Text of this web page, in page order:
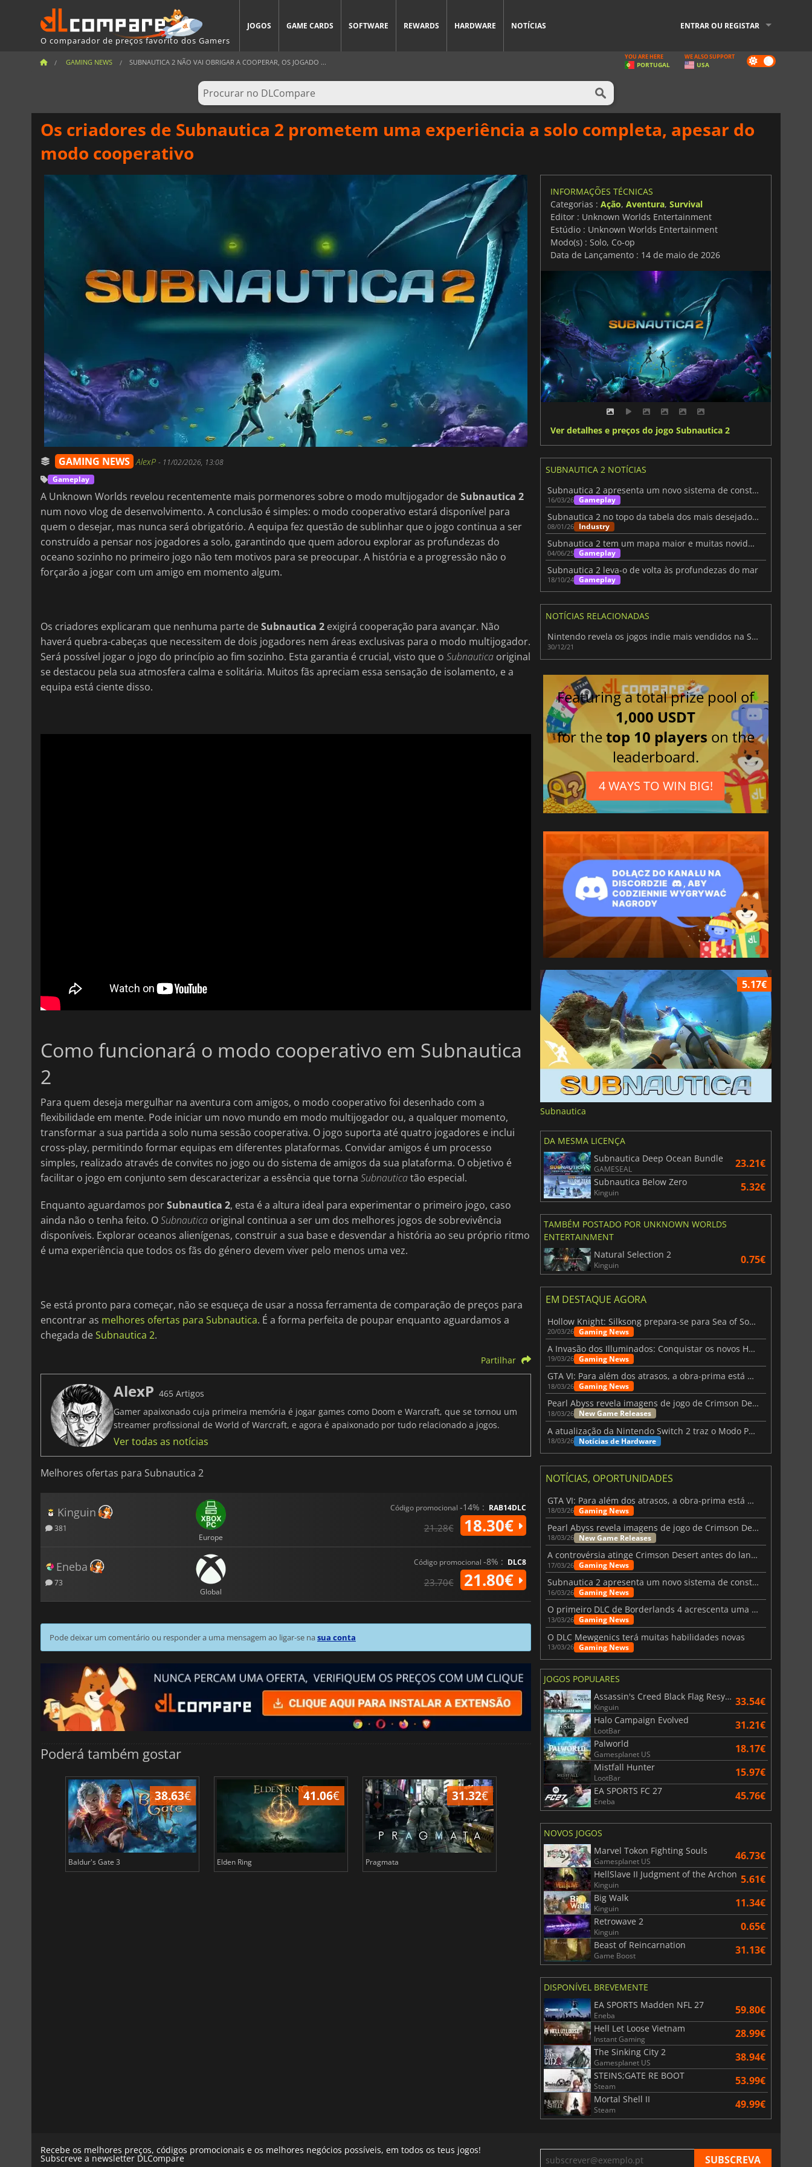
O comparador de preços favorito dos Gamers
JOGOS GAME CARDS SOFTWARE REWARDS HARDWARE NOTÍCIAS ENTRAR OU REGISTAR
GAMING NEWS SUBNAUTICA 2 NÃO VAI OBRIGAR A COOPERAR, OS JOGADO ... Dark
mode
YOU ARE HERE
PORTUGAL
WE ALSO SUPPORT
USA
Os criadores de Subnautica 2 prometem uma experiência a solo completa, apesar do
modo cooperativo
GAMING NEWS AlexP - 11/02/2026, 13:08
Gameplay
A Unknown Worlds revelou recentemente mais pormenores sobre o modo multijogador deSubnautica 2
num novo vlog de desenvolvimento. A conclusão é simples: o modo cooperativo estará disponível para
quem o desejar, mas nunca será obrigatório. A equipa fez questão de sublinhar que o jogo continua a ser
construído a pensar nos jogadores a solo, garantindo que quem adorou explorar as profundezas do
oceano sozinho no primeiro jogo não tem motivos para se preocupar. A história e a progressão não o
forçarão a jogar com um amigo em momento algum.
Os criadores explicaram que nenhuma parte deSubnautica 2 exigirá cooperação para avançar. Não
haverá quebra-cabeças que necessitem de dois jogadores nem áreas exclusivas para o modo multijogador.
Será possível jogar o jogo do princípio ao fim sozinho. Esta garantia é crucial, visto que o Subnautica original
se destacou pela sua atmosfera calma e solitária. Muitos fãs apreciam essa sensação de isolamento, e a
equipa está ciente disso.
Como funcionará o modo cooperativo em Subnautica
2
Para quem deseja mergulhar na aventura com amigos, o modo cooperativo foi desenhado com a
flexibilidade em mente. Pode iniciar um novo mundo em modo multijogador ou, a qualquer momento,
transformar a sua partida a solo numa sessão cooperativa. O jogo suporta até quatro jogadores e inclui
cross-play, permitindo formar equipas em diferentes plataformas. Convidar amigos é um processo
simples, realizado através de convites no jogo ou do sistema de amigos da sua plataforma. O objetivo é
facilitar o jogo em conjunto sem descaracterizar a essência que torna Subnauticatão especial.
Enquanto aguardamos porSubnautica 2, esta é a altura ideal para experimentar o primeiro jogo, caso
ainda não o tenha feito. OSubnautica original continua a ser um dos melhores jogos de sobrevivência
disponíveis. Explorar oceanos alienígenas, construir a sua base e desvendar a história ao seu próprio ritmo
é uma experiência que todos os fãs do género devem viver pelo menos uma vez.
Se está pronto para começar, não se esqueça de usar a nossa ferramenta de comparação de preços para
encontrar as melhores ofertas para Subnautica. É a forma perfeita de poupar enquanto aguardamos a
chegada deSubnautica 2.
Partilhar
AlexP 465 Artigos
Gamer apaixonado cuja primeira memória é jogar games como Doom e Warcraft, que se tornou um
streamer profissional de World of Warcraft, e agora é apaixonado por tudo relacionado a jogos.
Ver todas as notícias
Melhores ofertas para Subnautica 2
Kinguin
381
Europe
Código promocional -14% : RAB14DLC
21.28€ 18.30€
Eneba
73
Global
Código promocional -8% : DLC8
23.70€ 21.80€
Pode deixar um comentário ou responder a uma mensagem ao ligar-se nasua conta
Poderá também gostar
38.63€
Baldur's Gate 3
41.06€
Elden Ring
31.32€
Pragmata
6.75€
Total War WARHAMMER 3
15.48
INFORMAÇÕES TÉCNICAS
Categorias : Ação, Aventura, Survival
Editor : Unknown Worlds Entertainment
Estúdio : Unknown Worlds Entertainment
Modo(s) : Solo, Co-op
Data de Lançamento : 14 de maio de 2026
Ver detalhes e preços do jogo Subnautica 2
SUBNAUTICA 2 NOTÍCIAS
Subnautica 2 apresenta um novo sistema de construção de bases
16/03/26 Gameplay
Subnautica 2 no topo da tabela dos mais desejados do Steam para 2026
08/01/26 Industry
Subnautica 2 tem um mapa maior e muitas novidades
04/06/25 Gameplay
Subnautica 2 leva-o de volta às profundezas do mar
18/10/24 Gameplay
NOTÍCIAS RELACIONADAS
Nintendo revela os jogos indie mais vendidos na Switch
30/12/21
Featuring a total prize pool of
1,000 USDT
for thetop 10 players on the
leaderboard.
4 WAYS TO WIN BIG!
5.17€
Subnautica
DA MESMA LICENÇA
Subnautica Deep Ocean Bundle
GAMESEAL 23.21€
Subnautica Below Zero
Kinguin 5.32€
TAMBÉM POSTADO POR UNKNOWN WORLDS
ENTERTAINMENT
Natural Selection 2
Kinguin 0.75€
EM DESTAQUE AGORA
Hollow Knight: Silksong prepara-se para Sea of Sorrow com um patch
20/03/26 Gaming News
A Invasão dos Illuminados: Conquistar os novos Helldivers 2 Atualização!
19/03/26 Gaming News
GTA VI: Para além dos atrasos, a obra-prima está quase a chegar
18/03/26 Gaming News
Pearl Abyss revela imagens de jogo de Crimson Desert para a PS5
18/03/26 New Game Releases
A atualização da Nintendo Switch 2 traz o Modo Portátil aos jogos mais antigos da Switch
18/03/26 Notícias de Hardware
NOTÍCIAS, OPORTUNIDADES
GTA VI: Para além dos atrasos, a obra-prima está quase a chegar
18/03/26 Gaming News
Pearl Abyss revela imagens de jogo de Crimson Desert para a PS5
18/03/26 New Game Releases
A controvérsia atinge Crimson Desert antes do lançamento
17/03/26 Gaming News
Subnautica 2 apresenta um novo sistema de construção de bases
16/03/26 Gaming News
O primeiro DLC de Borderlands 4 acrescenta uma nova personagem e muito mais
13/03/26 Gaming News
O DLC Mewgenics terá muitas habilidades novas
13/03/26 Gaming News
JOGOS POPULARES
Assassin's Creed Black Flag Resynced
Kinguin 33.54€
Halo Campaign Evolved
LootBar 31.21€
Palworld
Gamesplanet US 18.17€
Mistfall Hunter
LootBar 15.97€
EA SPORTS FC 27
Eneba 45.76€
NOVOS JOGOS
Marvel Tokon Fighting Souls
Gamesplanet US 46.73€
HellSlave II Judgment of the Archon
Kinguin 5.61€
Big Walk
Kinguin 11.34€
Retrowave 2
Kinguin 0.65€
Beast of Reincarnation
Game Boost 31.13€
DISPONÍVEL BREVEMENTE
EA SPORTS Madden NFL 27
Eneba 59.80€
Hell Let Loose Vietnam
Instant Gaming 28.99€
The Sinking City 2
Gamesplanet US 38.94€
STEINS;GATE RE BOOT
Steam 53.99€
Mortal Shell II
Steam 49.99€
Recebe os melhores preços, códigos promocionais e os melhores negócios possíveis, em todos os teus jogos!
Subscreve a newsletter DLCompare